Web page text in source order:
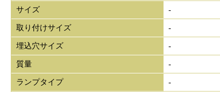
サイズ -
取り付けサイズ -
埋込穴サイズ -
質量 -
ランプタイプ -